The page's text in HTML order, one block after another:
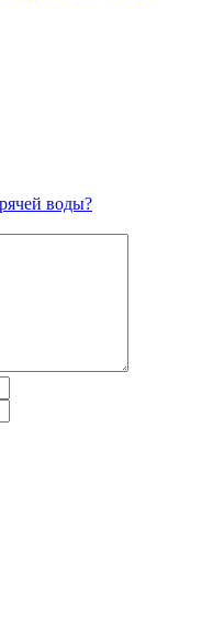
воды?